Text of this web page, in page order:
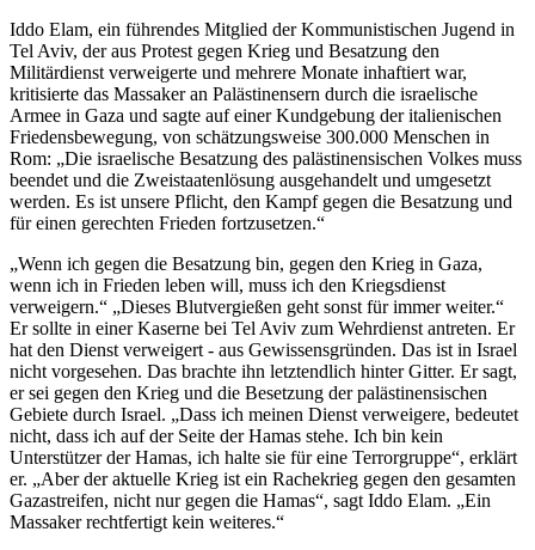
Iddo Elam, ein führendes Mitglied der Kommunistischen Jugend in
Tel Aviv, der aus Protest gegen Krieg und Besatzung den
Militärdienst verweigerte und mehrere Monate inhaftiert war,
kritisierte das Massaker an Palästinensern durch die israelische
Armee in Gaza und sagte auf einer Kundgebung der italienischen
Friedensbewegung, von schätzungsweise 300.000 Menschen in
Rom:
Die israelische Besatzung des palästinensischen Volkes muss
beendet und die Zweistaatenlösung ausgehandelt und umgesetzt
werden. Es ist unsere Pflicht, den Kampf gegen die Besatzung und
für einen gerechten Frieden fortzusetzen.
Wenn ich gegen die Besatzung bin, gegen den Krieg in Gaza,
wenn ich in Frieden leben will, muss ich den Kriegsdienst
verweigern.
Dieses Blutvergießen geht sonst für immer weiter.
Er sollte in einer Kaserne bei Tel Aviv zum Wehrdienst antreten. Er
hat den Dienst verweigert - aus Gewissensgründen. Das ist in Israel
nicht vorgesehen. Das brachte ihn letztendlich hinter Gitter. Er sagt,
er sei gegen den Krieg und die Besetzung der palästinensischen
Gebiete durch Israel.
Dass ich meinen Dienst verweigere, bedeutet
nicht, dass ich auf der Seite der Hamas stehe. Ich bin kein
Unterstützer der Hamas, ich halte sie für eine Terrorgruppe , erklärt
er.
Aber der aktuelle Krieg ist ein Rachekrieg gegen den gesamten
Gazastreifen, nicht nur gegen die Hamas , sagt Iddo Elam.
Ein
Massaker rechtfertigt kein weiteres.